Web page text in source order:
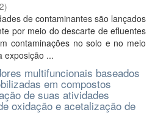
)
de contaminantes são lançados
por meio do descarte de efluentes
contaminações no solo e no meio
exposição ...
multifuncionais baseados
em compostos
de suas atividades
oxidação e acetalização de